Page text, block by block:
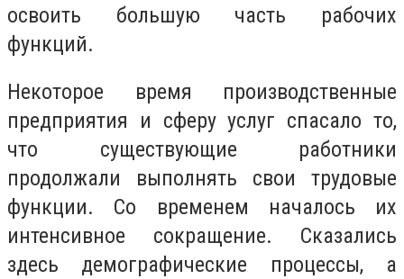
освоить большую часть рабочих
функций.
Некоторое время производственные
предприятия и сферу услуг спасало то,
что существующие работники
продолжали выполнять свои трудовые
функции. Со временем началось их
интенсивное сокращение. Сказались
здесь демографические процессы, а